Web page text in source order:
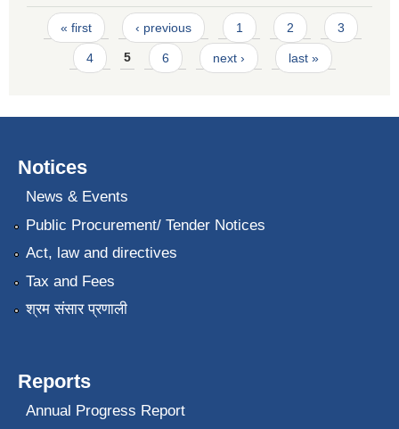
Pages
« first ‹ previous 1 2 3
4 5 6 next › last »
Notices
News & Events
Public Procurement/ Tender Notices
Act, law and directives
Tax and Fees
श्रम संसार प्रणाली
Reports
Annual Progress Report